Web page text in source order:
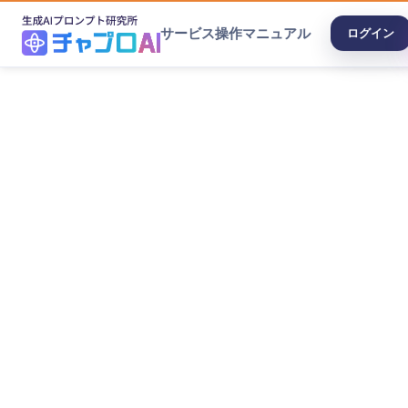
サービス操作マニュアル ログイン